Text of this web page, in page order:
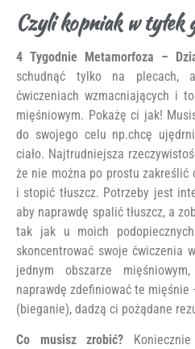
Czyli kopniak w tyłek
4 Tygodnie Metamorfoza –
schudnąć tylko na plecach,
ćwiczeniach wzmacniających i
mięśniowym. Pokażę ci jak!
do swojego celu np.chcę
ciało. Najtrudniejsza
że nie można po prostu zakreślić
i stopić tłuszcz. Potrzeby jest
aby naprawdę spalić tłuszcz, a
tak jak u moich
skoncentrować swoje ćwiczenia
jednym obszarze
naprawdę zdefiniować te mięśnie
(bieganie), dadzą ci pożądane
Co musisz zrobić?